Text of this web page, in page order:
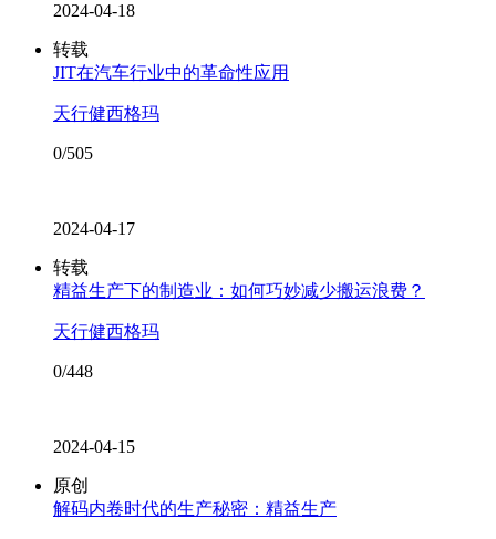
2024-04-18
转载
JIT在汽车行业中的革命性应用
天行健西格玛
0/505
2024-04-17
转载
精益生产下的制造业：如何巧妙减少搬运浪费？
天行健西格玛
0/448
2024-04-15
原创
解码内卷时代的生产秘密：精益生产